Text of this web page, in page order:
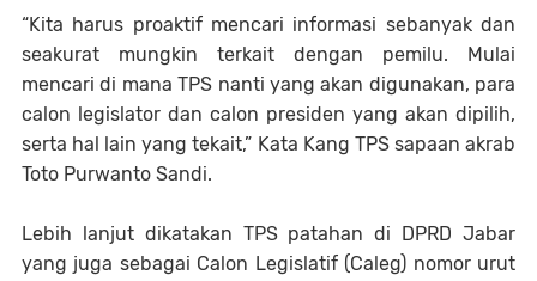
“Kita harus proaktif mencari informasi sebanyak dan
seakurat mungkin terkait dengan pemilu. Mulai
mencari di mana TPS nanti yang akan digunakan, para
calon legislator dan calon presiden yang akan dipilih,
serta hal lain yang tekait,” Kata Kang TPS sapaan akrab
Toto Purwanto Sandi.
Lebih lanjut dikatakan TPS patahan di DPRD Jabar
yang juga sebagai Calon Legislatif (Caleg) nomor urut